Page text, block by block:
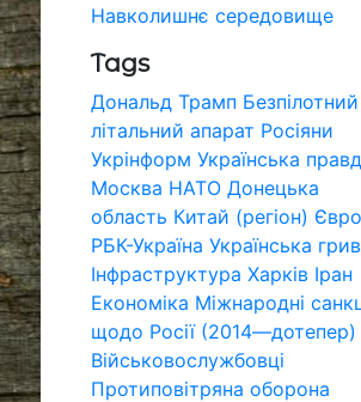
Навколишнє середовище
Tags
Дональд Трамп Безпілотний
літальний апарат Росіяни
Укрінформ Українська
Москва НАТО Донецька
область Китай (регіон) Євро
РБК-Україна Українська
Інфраструктура Харків Іран
Економіка Міжнародні
щодо Росії (2014—дотепер)
Військовослужбовці
Протиповітряна оборона